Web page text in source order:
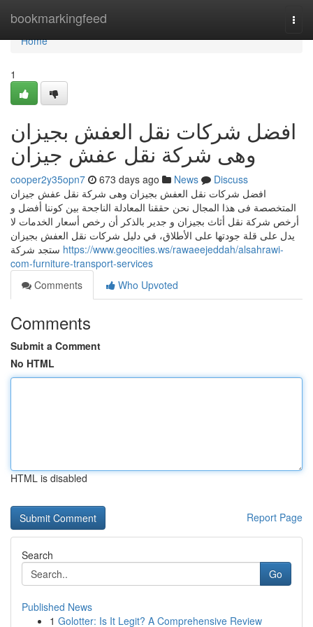
bookmarkingfeed
Home
Home
1
افضل شركات نقل العفش بجيزان
وهى شركة نقل عفش جيزان
cooper2y35opn7 673 days ago News
Discuss
افضل شركات نقل العفش بجيزان وهى شركة نقل عفش جيزان
المتخصصة فى هذا المجال نحن حققنا المعادلة الناجحة بين كوننا أفضل و
أرخص شركة نقل أثاث بجيزان و جدير بالذكر أن رخص أسعار الخدمات لا
يدل على قلة جودتها على الأطلاق، في دليل شركات نقل العفش بجيزان
https://www.geocities.ws/rawaeejeddah/alsahrawi-
com-furniture-transport-services
Comments
Who Upvoted
Comments
Submit a Comment
No HTML
HTML is disabled
Report Page
Search
Go
Published News
1 Golotter: Is It Legit? A Comprehensive Review